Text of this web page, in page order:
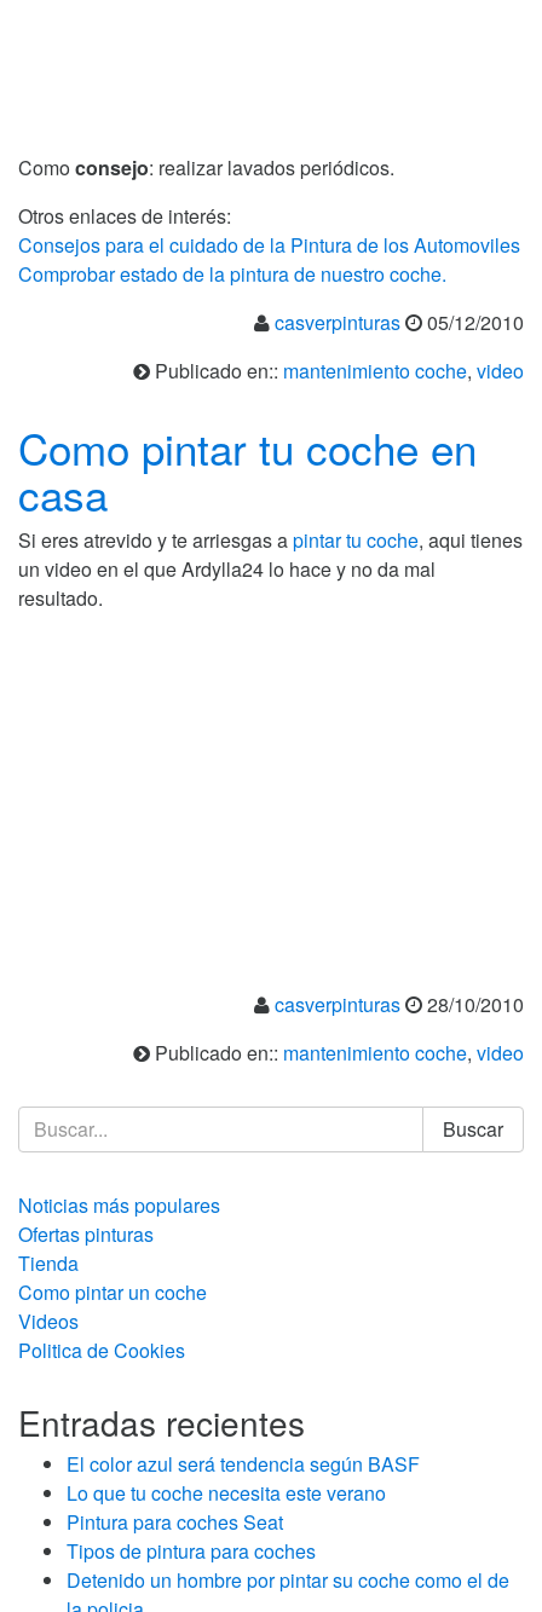
Comoconsejo: realizar lavados periódicos.
Otros enlaces de interés:
Consejos para el cuidado de la Pintura de los Automoviles
Comprobar estado de la pintura de nuestro coche.
casverpinturas
05/12/2010
Publicado en:: mantenimiento coche, video
Como pintar tu coche en
casa
Si eres atrevido y te arriesgas apintar tu coche, aqui tienes
un video en el que Ardylla24 lo hace y no da mal
resultado.
casverpinturas
28/10/2010
Publicado en:: mantenimiento coche, video
Buscar
Noticias más populares
Ofertas pinturas
Tienda
Como pintar un coche
Videos
Politica de Cookies
Entradas recientes
El color azul será tendencia según BASF
Lo que tu coche necesita este verano
Pintura para coches Seat
Tipos de pintura para coches
Detenido un hombre por pintar su coche como el de